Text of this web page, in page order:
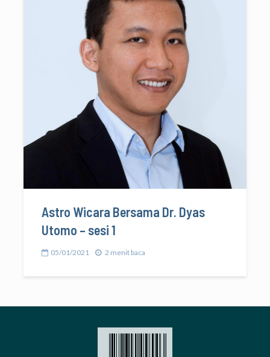
Astro Wicara Bersama Dr. Dyas
Utomo – sesi 1
05/01/2021 2 menit baca